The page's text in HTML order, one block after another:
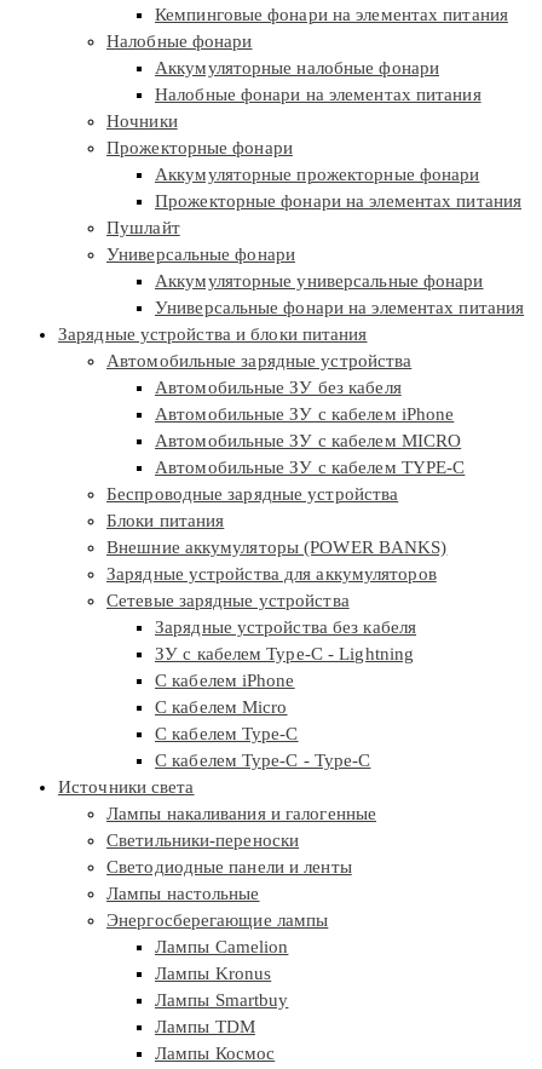
Кемпинговые фонари на элементах питания
Налобные фонари
Аккумуляторные налобные фонари
Налобные фонари на элементах питания
Ночники
Прожекторные фонари
Аккумуляторные прожекторные фонари
Прожекторные фонари на элементах питания
Пушлайт
Универсальные фонари
Аккумуляторные универсальные фонари
Универсальные фонари на элементах питания
Зарядные устройства и блоки питания
Автомобильные зарядные устройства
Автомобильные ЗУ без кабеля
Автомобильные ЗУ с кабелем iPhone
Автомобильные ЗУ с кабелем MICRO
Автомобильные ЗУ с кабелем TYPE-C
Беспроводные зарядные устройства
Блоки питания
Внешние аккумуляторы (POWER BANKS)
Зарядные устройства для аккумуляторов
Сетевые зарядные устройства
Зарядные устройства без кабеля
ЗУ с кабелем Type-C - Lightning
С кабелем iPhone
С кабелем Micro
С кабелем Type-C
С кабелем Type-C - Type-C
Источники света
Лампы накаливания и галогенные
Светильники-переноски
Светодиодные панели и ленты
Лампы настольные
Энергосберегающие лампы
Лампы Camelion
Лампы Kronus
Лампы Smartbuy
Лампы TDM
Лампы Космос